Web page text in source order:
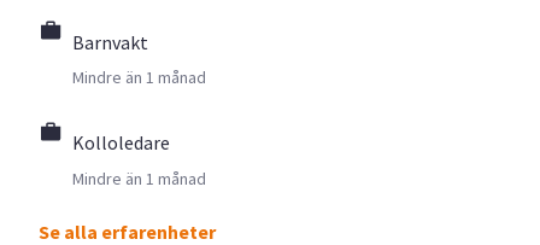
Barnvakt
Mindre än 1 månad
Kolloledare
Mindre än 1 månad
Se alla erfarenheter